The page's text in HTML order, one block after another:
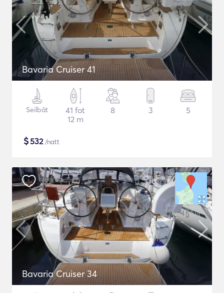
Bavaria Cruiser 41
Seilbåt
41 fot
12 m
8 3 5
$532/natt
Bavaria Cruiser 34